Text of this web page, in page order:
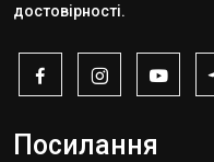
достовірності.
Посилання